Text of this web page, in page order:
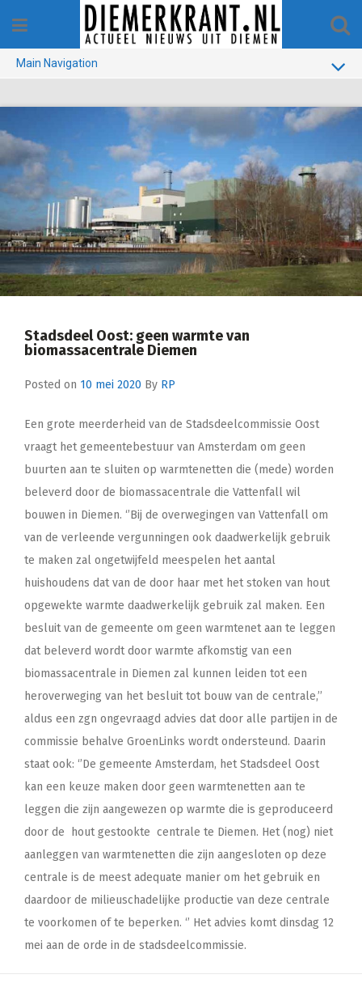
content
Main Navigation
1970-1990
VERKIEZINGEN
COLOFON
Stadsdeel Oost: geen warmte van
biomassacentrale Diemen
Posted on 10 mei 2020 By RP
Een grote meerderheid van de Stadsdeelcommissie Oost
vraagt het gemeentebestuur van Amsterdam om geen
buurten aan te sluiten op warmtenetten die (mede) worden
beleverd door de biomassacentrale die Vattenfall wil
bouwen in Diemen. ‘’Bij de overwegingen van Vattenfall om
van de verleende vergunningen ook daadwerkelijk gebruik
te maken zal ongetwijfeld meespelen het aantal
huishoudens dat van de door haar met het stoken van hout
opgewekte warmte daadwerkelijk gebruik zal maken. Een
besluit van de gemeente om geen warmtenet aan te leggen
dat beleverd wordt door warmte afkomstig van een
biomassacentrale in Diemen zal kunnen leiden tot een
heroverweging van het besluit tot bouw van de centrale,’’
aldus een zgn ongevraagd advies dat door alle partijen in de
commissie behalve GroenLinks wordt ondersteund. Daarin
staat ook: ‘’De gemeente Amsterdam, het Stadsdeel Oost
kan een keuze maken door geen warmtenetten aan te
leggen die zijn aangewezen op warmte die is geproduceerd
door de hout gestookte centrale te Diemen. Het (nog) niet
aanleggen van warmtenetten die zijn aangesloten op deze
centrale is de meest adequate manier om het gebruik en
daardoor de milieuschadelijke productie van deze centrale
te voorkomen of te beperken. ‘’ Het advies komt dinsdag 12
mei aan de orde in de stadsdeelcommissie.